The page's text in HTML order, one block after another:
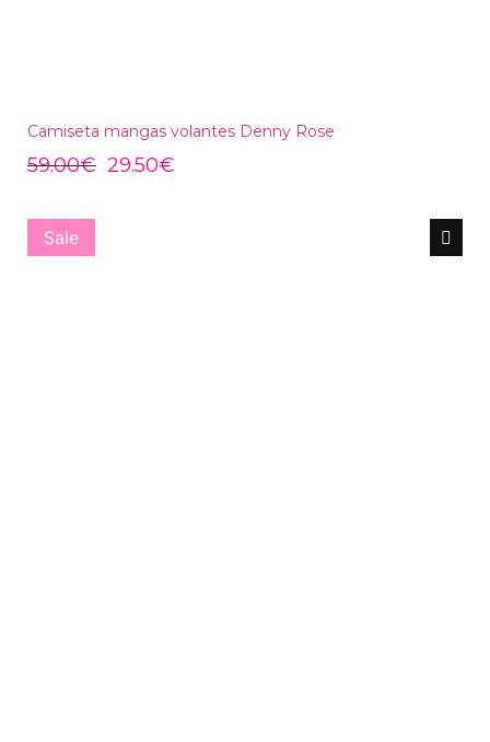
Camiseta mangas volantes Denny Rose
59.00€ 29.50€
Sale